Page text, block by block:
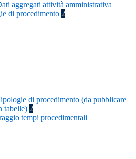
aggregati attività amministrativa
di procedimento 2
di procedimento (da pubblicare
tabelle) 2
tempi procedimentali